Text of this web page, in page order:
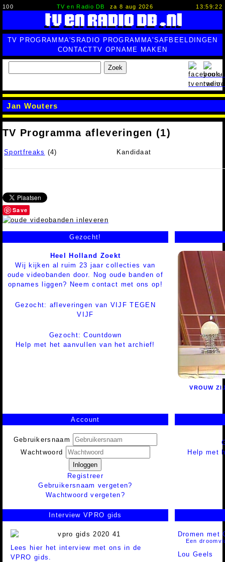
100 TV en Radio DB za 8 aug 2026 13:59:23
TV PROGRAMMA'S RADIO PROGRAMMA'SAFBEELDINGEN
CONTACTTV OPNAME MAKEN
Zoek
Jan Wouters
TV Programma afleveringen (1)
Sportfreaks (4) Kandidaat
Save
Gezocht!
Heel Holland Zoekt
Wij kijken al ruim 23 jaar collecties van
oude videobanden door. Nog oude banden of
opnames liggen? Neem contact met ons op!
Gezocht: afleveringen van VIJF TEGEN
VIJF
Gezocht: Countdown
Help met het aanvullen van het archief!
VROUW
Account
Gebruikersnaam
Wachtwoord
Inloggen
Registreer
Gebruikersnaam vergeten?
Wachtwoord vergeten?
Help met
Interview VPRO gids
Lees hier het interview met ons in de
VPRO gids.
Dromen met
Een
Lou Geels